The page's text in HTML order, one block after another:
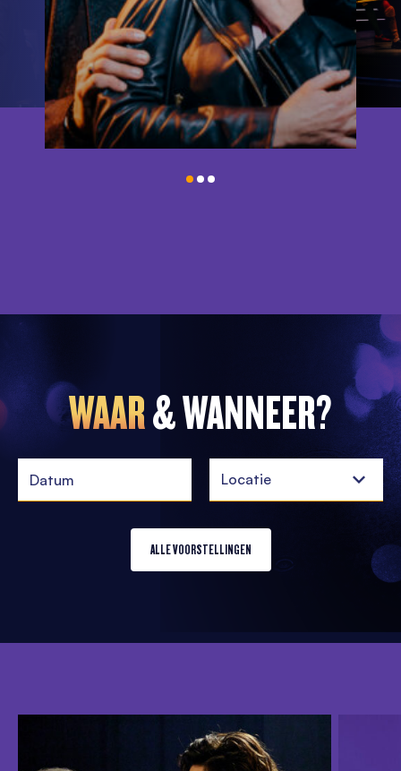
WAAR& WANNEER?
Locatie
ALLE VOORSTELLINGEN